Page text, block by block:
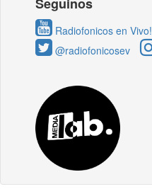
Radiofonicos en Vivo!
@radiofonicosev